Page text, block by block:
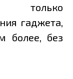
только
гаджета,
более, без